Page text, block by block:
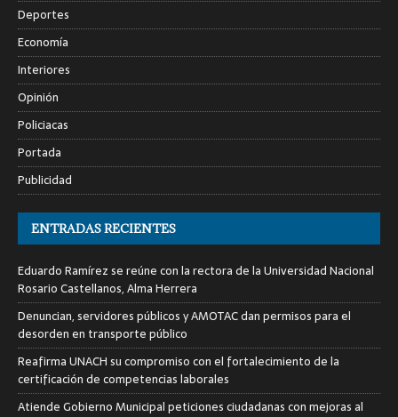
Deportes
Economía
Interiores
Opinión
Policiacas
Portada
Publicidad
ENTRADAS RECIENTES
Eduardo Ramírez se reúne con la rectora de la Universidad Nacional
Rosario Castellanos, Alma Herrera
Denuncian, servidores públicos y AMOTAC dan permisos para el
desorden en transporte público
Reafirma UNACH su compromiso con el fortalecimiento de la
certificación de competencias laborales
Atiende Gobierno Municipal peticiones ciudadanas con mejoras al